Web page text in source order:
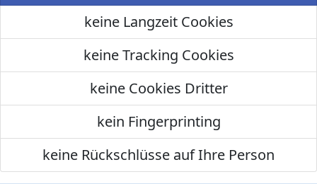
keine Langzeit Cookies
keine Tracking Cookies
keine Cookies Dritter
kein Fingerprinting
keine Rückschlüsse auf Ihre Person